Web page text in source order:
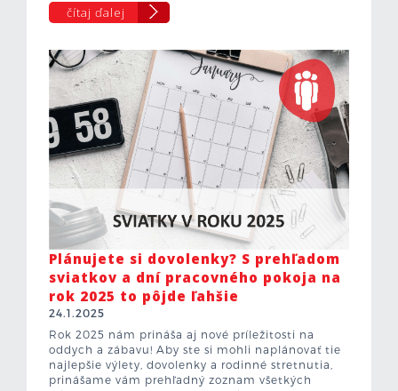
čítaj ďalej
Plánujete si dovolenky? S prehľadom
sviatkov a dní pracovného pokoja na
rok 2025 to pôjde ľahšie
24.1.2025
Rok 2025 nám prináša aj nové príležitosti na
oddych a zábavu! Aby ste si mohli naplánovať tie
najlepšie výlety, dovolenky a rodinné stretnutia,
prinášame vám prehľadný zoznam všetkých